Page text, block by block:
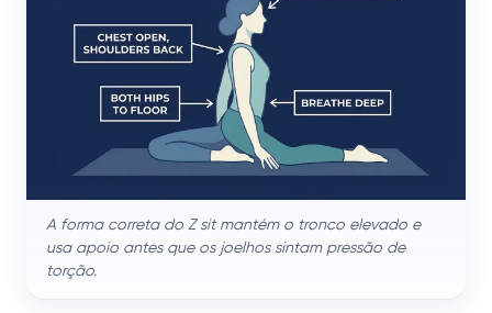
A forma correta do Z sit mantém o tronco elevado e
usa apoio antes que os joelhos sintam pressão de
torção.